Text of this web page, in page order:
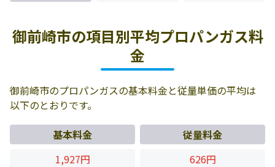
御前崎市の項目別平均プロパンガス料
金
御前崎市のプロパンガスの基本料金と従量単価の平均は
以下のとおりです。
基本料金
従量料金
1,927円
626円